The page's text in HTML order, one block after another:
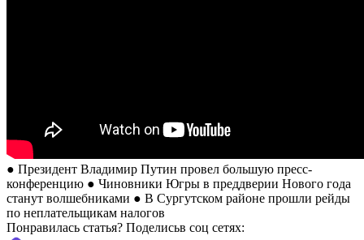
● Президент Владимир Путин провел большую пресс-
конференцию ● Чиновники Югры в преддверии Нового года
станут волшебниками ● В Сургутском районе прошли рейды
по неплательщикам налогов
Понравилась статья? Поделиcьв соц сетях: